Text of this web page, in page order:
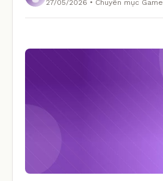
27/05/2026 • Chuyên mục Game